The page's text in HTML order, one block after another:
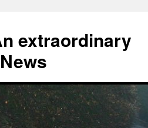
extraordinary